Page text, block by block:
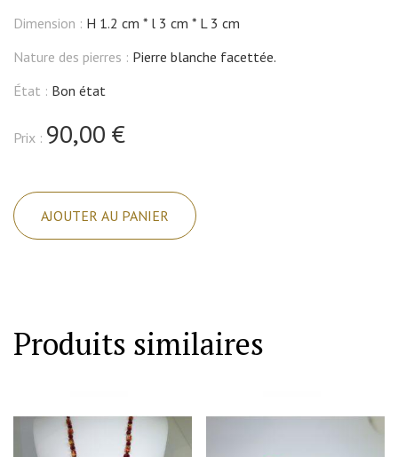
Dimension : H 1.2 cm l 3 cm
L 3 cm
Nature des pierres : Pierre blanche facettée.
État : Bon état
Prix : 90,00 €
de
Broche,
blanche
d'imitation,
vers
AJOUTER AU PANIER
Produits similaires